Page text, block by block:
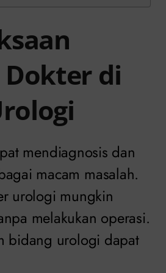
Dokter di
mendiagnosis dan
macam masalah.
urologi mungkin
melakukan operasi.
bidang urologi dapat